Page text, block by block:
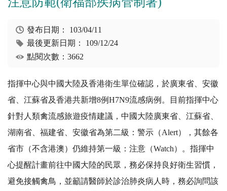
發布日期： 103/04/11
最後更新日期： 109/12/24
點閱次數：3662
指揮中心與中國大陸及香港衛生單位確認，於廣東省、安徽
省、江蘇省及香港共新增8例H7N9流感病例。目前指揮中心
針對人類禽流感旅遊疫情建議，中國大陸廣東省、江蘇省、
湖南省、福建省、安徽省為第二級：警示（Alert），其餘各
省市（不含港澳）仍維持第一級：注意（Watch）。指揮中
心提醒計畫前往中國大陸的民眾，務必保持良好衛生習慣，
避免接觸禽鳥，並籲請醫師於診治肺炎病人時，務必詢問該